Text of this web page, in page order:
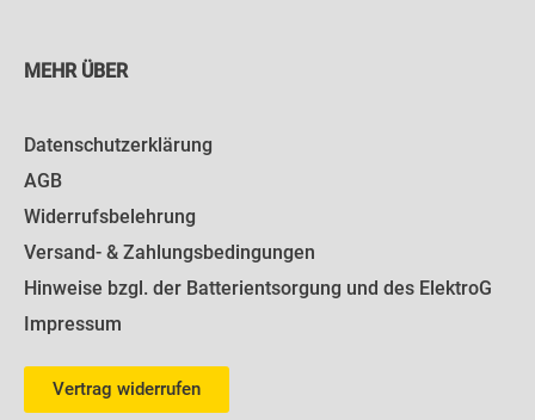
MEHR ÜBER
Datenschutzerklärung
AGB
Widerrufsbelehrung
Versand- & Zahlungsbedingungen
Hinweise bzgl. der Batterientsorgung und des ElektroG
Impressum
Vertrag widerrufen